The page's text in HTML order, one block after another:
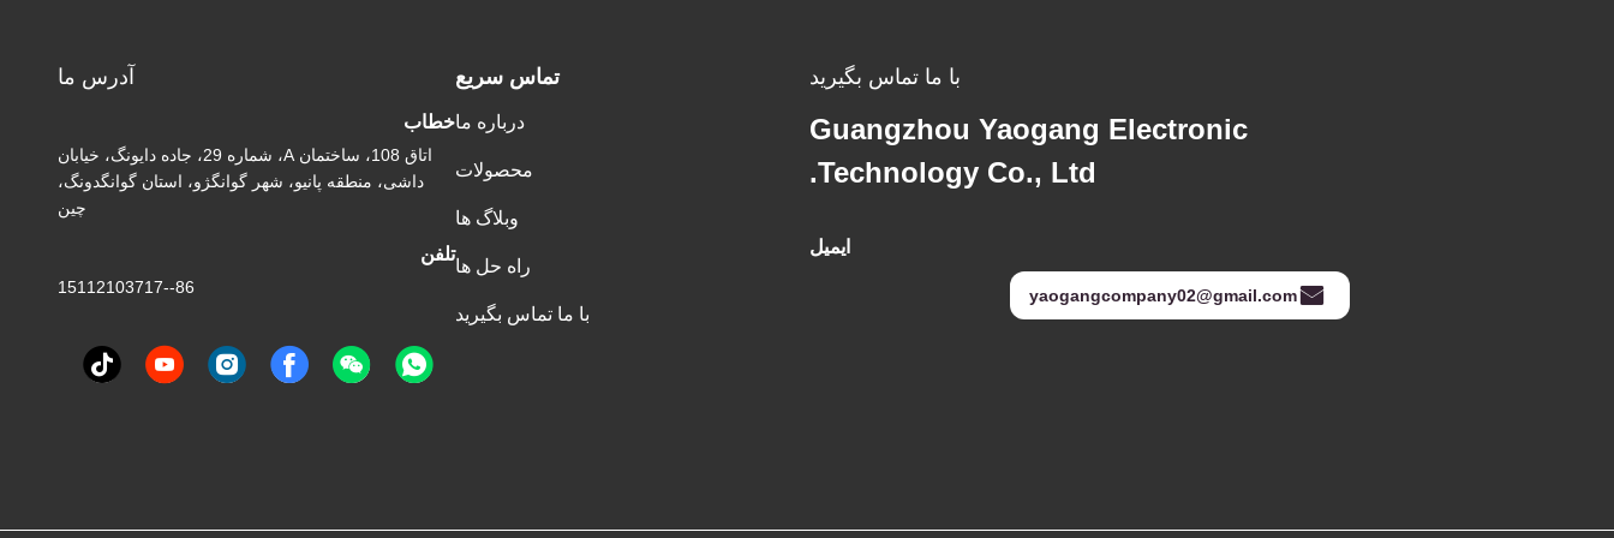
با ما تماس بگیرید
Guangzhou Yaogang Electronic
Technology Co., Ltd.
ایمیل
yaogangcompany02@gmail.com
تماس سریع
درباره ما
محصولات
وبلاگ ها
راه حل ها
با ما تماس بگیرید
آدرس ما
خطاب
اتاق 108، ساختمان A، شماره 29، جاده دایونگ، خیابان
داشی، منطقه پانیو، شهر گوانگژو، استان گوانگدونگ،
چین
تلفن
86--15112103717